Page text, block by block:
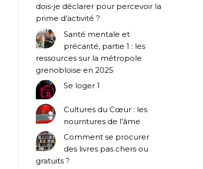
dois-je déclarer pour percevoir la
prime d’activité ?
Santé mentale et
précarité, partie 1 : les
ressources sur la métropole
grenobloise en 2025
Se loger 1
Cultures du Cœur : les
nourritures de l’âme
Comment se procurer
des livres pas chers ou
gratuits ?